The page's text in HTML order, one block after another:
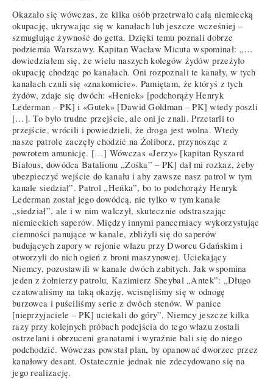
Okazało się wówczas, że kilka osób przetrwało całą niemiecką
okupację, ukrywając się w kanałach lub jeszcze wcześniej –
szmuglując żywność do getta. Dzięki temu poznali dobrze
podziemia Warszawy. Kapitan Wacław Micuta wspominał: „…
dowiedziałem się, że wielu naszych kolegów żydów przeżyło
okupację chodząc po kanałach. Oni rozpoznali te kanały, w tych
kanałach czuli się «znakomicie». Pamiętam, że któryś z tych
żydów, zdaje się dwóch: «Heniek» [podchorąży Henryk
Lederman – PK] i «Gutek» [Dawid Goldman – PK] wtedy poszli
[…]. To było trudne przejście, ale oni je znali. Przetarli to
przejście, wrócili i powiedzieli, że droga jest wolna. Wtedy
nasze patrole zaczęły chodzić na Żoliborz, przynosząc z
powrotem amunicję. […] Wówczas «Jerzy» [kapitan Ryszard
Białous, dowódca Batalionu „Zośka” – PK] dał mi rozkaz, żeby
ubezpieczyć wejście do kanału i aby zawsze nasz patrol w tym
kanale siedział”. Patrol „Heńka”, bo to podchorąży Henryk
Lederman został jego dowódcą, nie tylko w tym kanale
„siedział”, ale i w nim walczył, skutecznie odstraszając
niemieckich saperów. Między innymi pancerniacy wykorzystując
ciemności panujące w kanale, zbliżyli się do saperów
budujących zapory w rejonie włazu przy Dworcu Gdańskim i
otworzyli do nich ogień z broni maszynowej. Uciekający
Niemcy, pozostawili w kanale dwóch zabitych. Jak wspomina
jeden z żołnierzy patrolu, Kazimierz Sheybal „Antek”: „Długo
czatowaliśmy na taką okazję, wcisnęliśmy się w odnogę
burzowca i puściliśmy serie z dwóch stenów. W panice
[nieprzyjaciele – PK] uciekali do góry”. Niemcy jeszcze kilka
razy przy kolejnych próbach podejścia do tego włazu zostali
ostrzelani i obrzuceni granatami i wyraźnie bali się do niego
podchodzić. Wówczas powstał plan, by opanować dworzec przez
kanałowy desant. Ostatecznie jednak nie zdecydowano się na
jego realizację.